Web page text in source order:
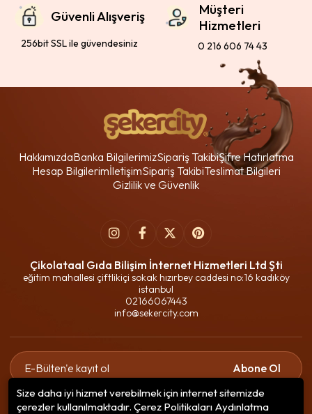
Güvenli Alışveriş
256bit SSL ile güvendesiniz
Müşteri
Hizmetleri
0 216 606 74 43
HakkımızdaBanka BilgilerimizSipariş TakibiŞifre Hatırlatma
Hesap BilgilerimİletişimSipariş TakibiTeslimat Bilgileri
Gizlilik ve Güvenlik
Çikolataal Gıda Bilişim İnternet Hizmetleri Ltd Şti
eğitim mahallesi çiftlikiçi sokak hızırbey caddesi no:16 kadıköy
istanbul
02166067443
info@sekercity.com
Abone Ol
Gizlilik politikasınıokudum ve elektronik posta almayı kabul
Size daha iyi hizmet verebilmek için internet sitemizde
çerezler kullanılmaktadır. Çerez Politikaları Aydınlatma